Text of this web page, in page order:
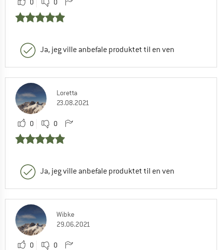
0 0
Ja, jeg ville anbefale produktet til en ven
Loretta
23.08.2021
0 0
Ja, jeg ville anbefale produktet til en ven
Wibke
29.06.2021
0 0